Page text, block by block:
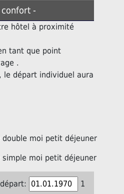
-
hôtel à proximité
tant que point
.
départ individuel aura
double moi petit déjeuner
simple moi petit déjeuner
départ:
1